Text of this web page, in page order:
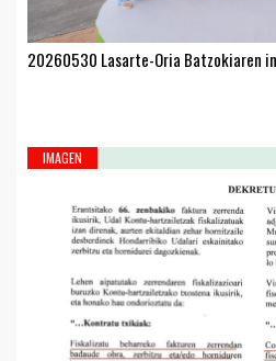
20260530 Lasarte-Oria Batzokiaren
IMAGEN